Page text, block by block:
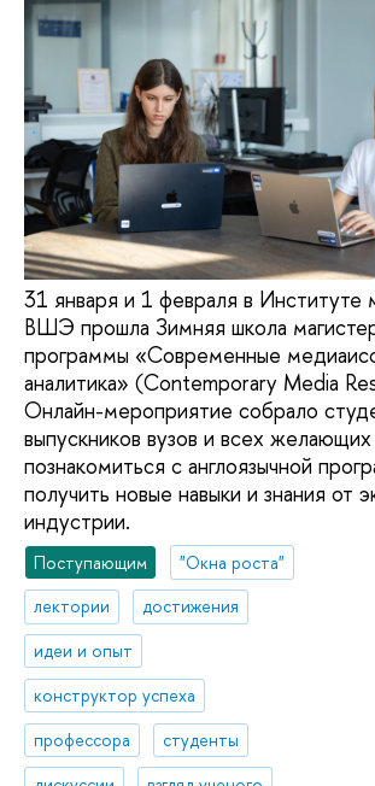
31 января и 1 февраля в
ВШЭ прошла Зимняя школа
программы «Современные
аналитика» (Contemporary Media
Онлайн-мероприятие собрало
выпускников вузов и всех желающих
познакомиться с англоязычной
получить новые навыки и знания от
индустрии.
Поступающим
"Окна роста"
лектории
достижения
идеи и опыт
конструктор успеха
профессора
студенты